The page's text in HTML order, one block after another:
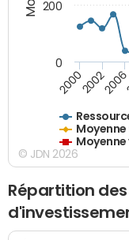
200020022006
0
200
© JDN 2026
Répartition